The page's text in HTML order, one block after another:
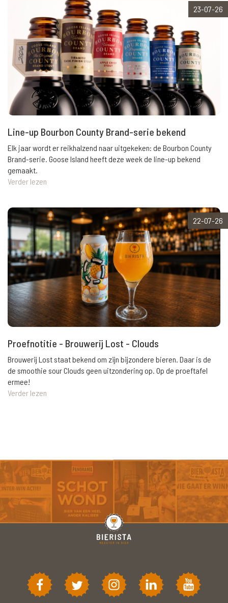
23-07-26
Line-up Bourbon County Brand-serie bekend
Elk jaar wordt er reikhalzend naar uitgekeken: de Bourbon County
Brand-serie. Goose Island heeft deze week de line-up bekend
gemaakt.
Verder lezen
22-07-26
Proefnotitie - Brouwerij Lost - Clouds
Brouwerij Lost staat bekend om zijn bijzondere bieren. Daar is de
de smoothie sour Clouds geen uitzondering op. Op de proeftafel
ermee!
Verder lezen